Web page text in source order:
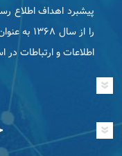
پیشبرد اهداف اطلاع
را از
اطلاعات و ارتباطات